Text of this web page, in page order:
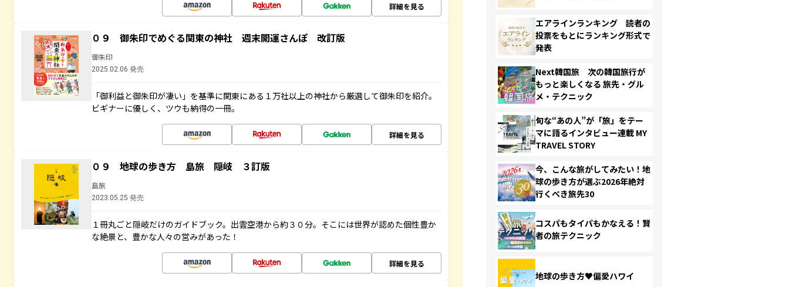
詳細を見る
０９ 御朱印でめぐる関東の神社 週末開運さんぽ 改訂版
御朱印
2025.02.06 発売
「御利益と御朱印が凄い」を基準に関東にある１万社以上の神社から厳選して御朱印を紹介。
ビギナーに優しく、ツウも納得の一冊。
詳細を見る
０９ 地球の歩き方 島旅 隠岐 ３訂版
島旅
2023.05.25 発売
１冊丸ごと隠岐だけのガイドブック。出雲空港から約３０分。そこには世界が認めた個性豊か
な絶景と、豊かな人々の営みがあった！
詳細を見る
エアラインランキング 読者の
投票をもとにランキング形式で
発表
Next韓国旅 次の韓国旅行が
もっと楽しくなる 旅先・グル
メ・テクニック
旬な“あの人”が「旅」をテー
マに語るインタビュー連載 MY
TRAVEL STORY
今、こんな旅がしてみたい！地
球の歩き方が選ぶ2026年絶対
行くべき旅先30
コスパもタイパもかなえる！賢
者の旅テクニック
地球の歩き方♥偏愛ハワイ